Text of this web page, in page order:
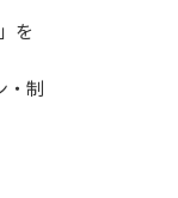
を
・制